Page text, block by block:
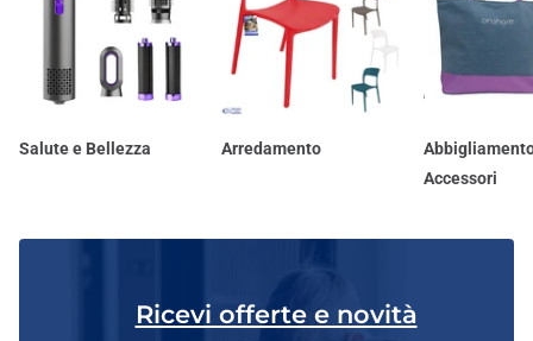
Salute e Bellezza Arredamento
Accessori
Ricevi offerte e novità